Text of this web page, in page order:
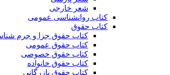
شعر خارجی
کتاب روانشناسی عمومی
کتاب حقوق
کتاب حقوق جزا و جرم
کتاب حقوق عمومی
کتاب حقوق خصوصی
کتاب حقوق خانواده
کتاب حقوق بازرگانی